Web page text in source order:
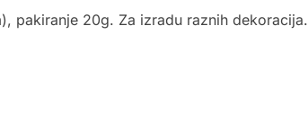
pakiranje 20g. Za izradu raznih dekoracija.